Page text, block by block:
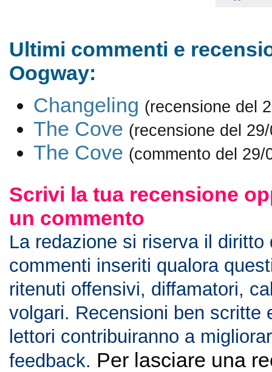
Ultimi commenti e
Oogway:
Changeling (recensione del
The Cove (recensione del
The Cove (commento del 29/
Scrivi la tua recensione
un commento
La redazione si riserva il diritto
commenti inseriti qualora
ritenuti offensivi, diffamatori,
volgari. Recensioni ben scritte
lettori contribuiranno a
feedback. Per lasciare una